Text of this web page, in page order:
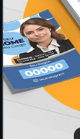
* Pagamento
** Pagamentos
*** Nota fiscal
serviço,